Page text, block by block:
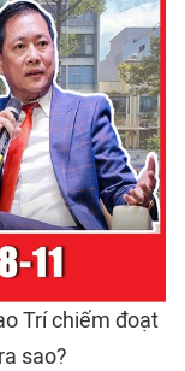
Trí chiếm đoạt
sao?